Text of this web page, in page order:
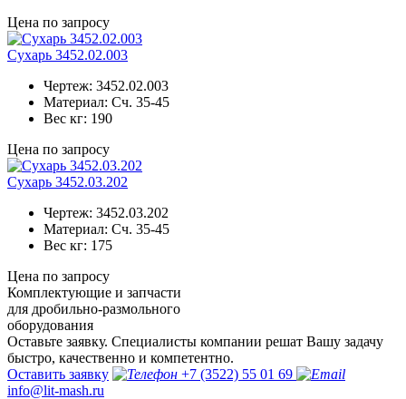
Цена по запросу
Сухарь 3452.02.003
Чертеж: 3452.02.003
Материал: Сч. 35-45
Вес кг: 190
Цена по запросу
Сухарь 3452.03.202
Чертеж: 3452.03.202
Материал: Сч. 35-45
Вес кг: 175
Цена по запросу
Комплектующие и запчасти
для дробильно-размольного
оборудования
Оставьте заявку. Специалисты компании решат Вашу задачу
быстро, качественно и компетентно.
Оставить заявку
+7 (3522) 55 01 69
info@lit-mash.ru